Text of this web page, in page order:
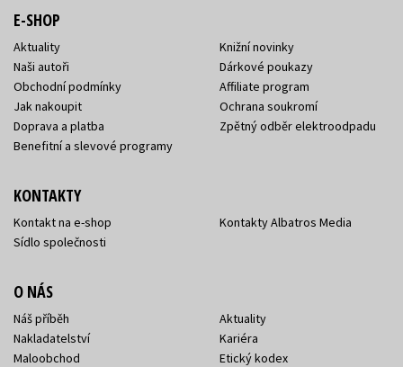
E-SHOP
Aktuality
Naši autoři
Obchodní podmínky
Jak nakoupit
Doprava a platba
Benefitní a slevové programy
Knižní novinky
Dárkové poukazy
Affiliate program
Ochrana soukromí
Zpětný odběr elektroodpadu
KONTAKTY
Kontakt na e-shop
Sídlo společnosti
Kontakty Albatros Media
O NÁS
Náš příběh
Nakladatelství
Maloobchod
Aktuality
Kariéra
Etický kodex